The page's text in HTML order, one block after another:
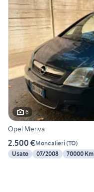
6
Opel Meriva
2.500 €Moncalieri(TO)
Usato
07/2008 70000 Km